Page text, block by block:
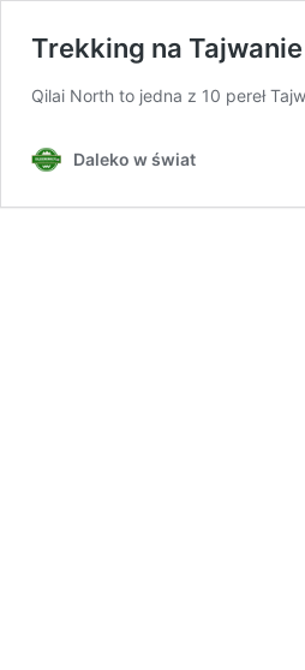
Trekking na
Qilai North to jedna z 10 pereł
Daleko w świat